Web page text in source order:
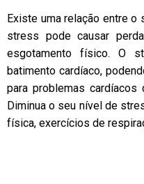
Existe uma relação entre
stress pode causar
esgotamento físico. O
batimento cardíaco,
para problemas
Diminua o seu nível de
física, exercícios de